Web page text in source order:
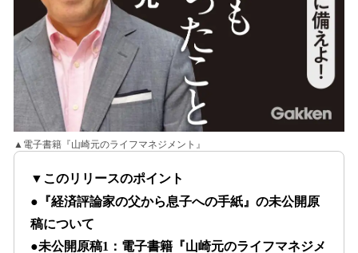
▲電子書籍『山崎元のライフマネジメント』
▼このリリースのポイント
● 『経済評論家の父から息子への手紙』の未公開原
稿について
●未公開原稿1：電子書籍『山崎元のライフマネジメ